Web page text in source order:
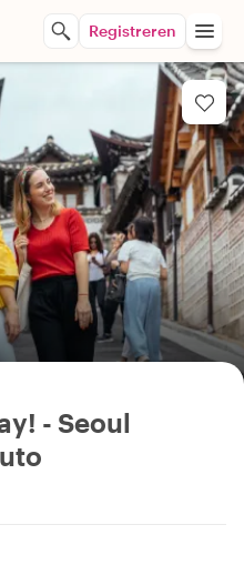
Registreren
- Seoul